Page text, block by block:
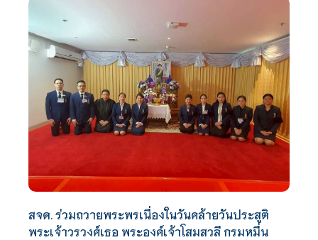
สจด. ร่วมถวายพระพรเนื่องในวันคล้ายวันประสูติ
พระเจ้าวรวงศ์เธอ พระองค์เจ้าโสมสวลี กรมหมื่น